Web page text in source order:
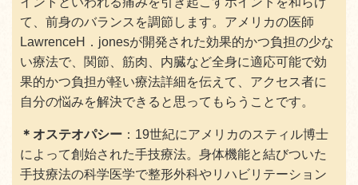
て、前身のバランスを調節します。アメリカの医師
LawrenceH．jonesが開発された効果的かつ負担の少な
い療法で、関節、筋肉、内臓など全身に適応可能で効
果的かつ負担が軽い療法詳細を伝えて、アクセス者に
自分の悩みを解決できると思ってもらうことです。
＊オステオパシー ：19世紀にアメリカのスティル博士
によって創始された手技療法。身体機能と結びついた
手技療法の科学医学で整形外科やリハビリテーション